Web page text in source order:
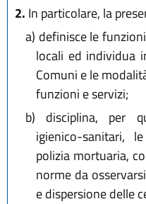
2. In particolare, la
a) definisce le
locali ed individua
Comuni e le
funzioni e servizi;
b) disciplina, per
igienico-sanitari,
polizia mortuaria,
norme da
e dispersione delle